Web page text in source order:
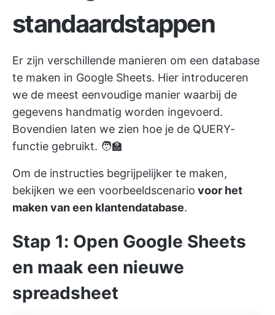
standaardstappen
Er zijn verschillende manieren om een database
te maken in Google Sheets. Hier introduceren
we de meest eenvoudige manier waarbij de
gegevens handmatig worden ingevoerd.
Bovendien laten we zien hoe je de QUERY-
functie gebruikt. 🧑‍🏫
Om de instructies begrijpelijker te maken,
bekijken we een voorbeeldscenario voor het
maken van een klantendatabase.
Stap 1: Open Google Sheets
en maak een nieuwe
spreadsheet